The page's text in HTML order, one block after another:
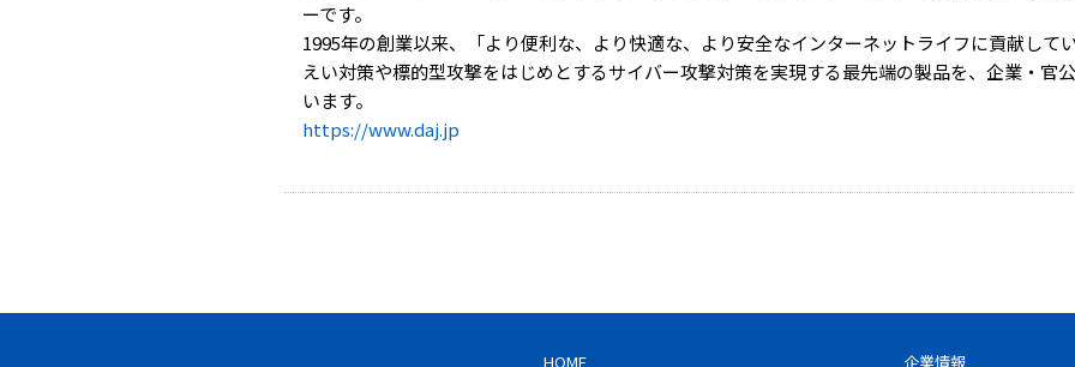
ーです。
1995年の創業以来、「より便利な、より快適な、より安全なインターネットライフに貢献して
えい対策や標的型攻撃をはじめとするサイバー攻撃対策を実現する最先端の製品を、企業・官
います。
https://www.daj.jp
HOME 企業情報